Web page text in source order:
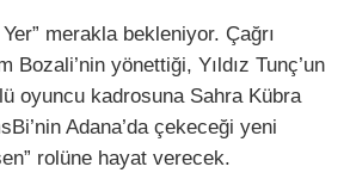
merakla bekleniyor. Çağrı
Bozali’nin yönettiği, Yıldız Tunç’un
oyuncu kadrosuna Sahra Kübra
Adana’da çekeceği yeni
rolüne hayat verecek.